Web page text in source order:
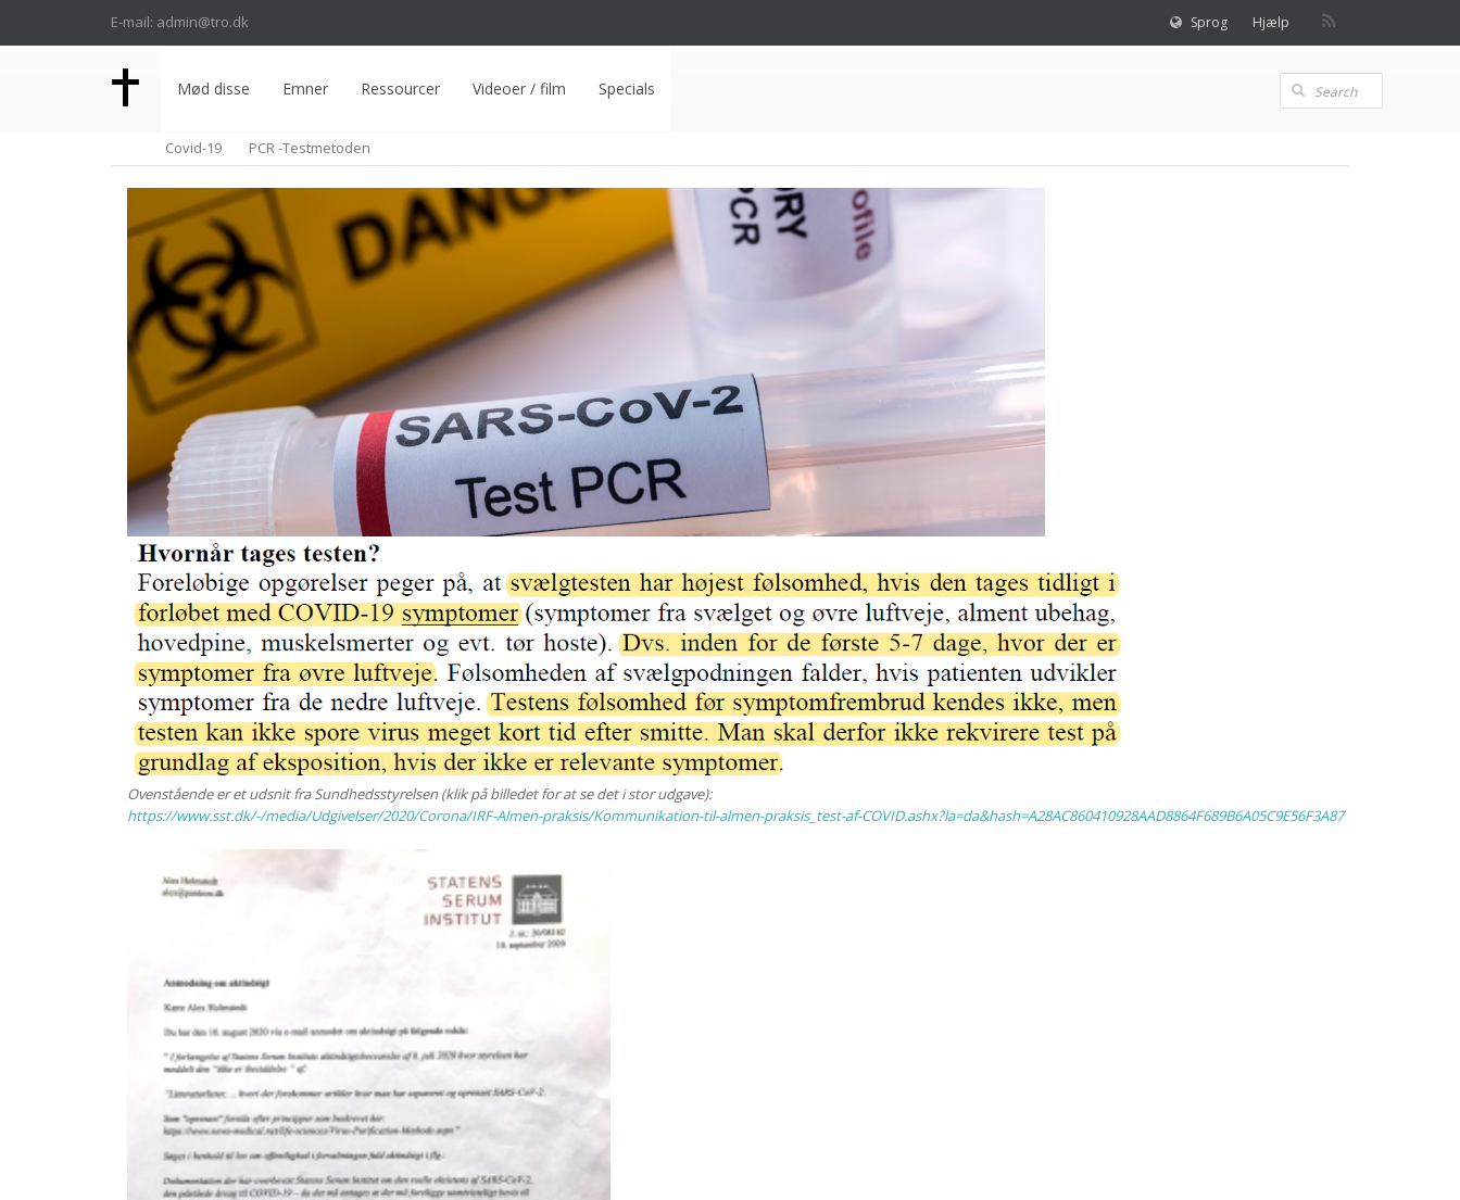
E-mail: admin@tro.dk Sprog Hjælp
Mød disse Emner Ressourcer Videoer / film Specials
Covid-19 PCR -Testmetoden
Ovenstående er et udsnit fra Sundhedsstyrelsen (klik på billedet for at se det i stor udgave):
https://www.sst.dk/-/media/Udgivelser/2020/Corona/IRF-Almen-praksis/Kommunikation-til-almen-praksis_test-af-COVID.ashx?la=da&hash=A28AC860410928AAD8864F689B6A05C9E56F3A87